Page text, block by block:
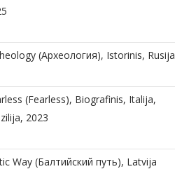
(Археология), Istorinis, Rusija
(Fearless), Biografinis, Italija,
2023
Way (Балтийский путь), Latvija